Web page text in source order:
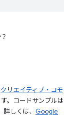
クリエイティブ・コモ
。コードサンプルは
しくは、 Google